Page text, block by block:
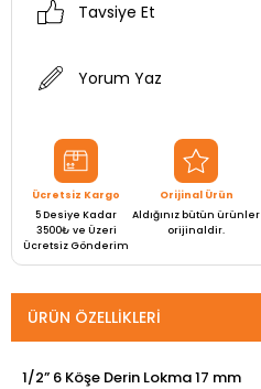
Tavsiye Et
Yorum Yaz
Ücretsiz Kargo
5 Desiye Kadar
3500₺ ve Üzeri
Ücretsiz Gönderim
Orijinal Ürün
Aldığınız bütün ürünler
orijinaldir.
ÜRÜN ÖZELLIKLERI
1/2” 6 Köşe Derin Lokma 17 mm